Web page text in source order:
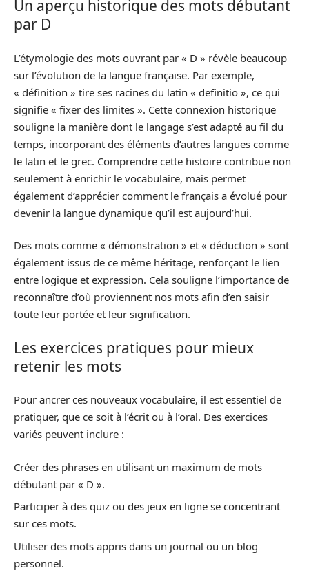
Un aperçu historique des mots débutant
par D
L’étymologie des mots ouvrant par « D » révèle beaucoup
sur l’évolution de la langue française. Par exemple,
« définition » tire ses racines du latin « definitio », ce qui
signifie « fixer des limites ». Cette connexion historique
souligne la manière dont le langage s’est adapté au fil du
temps, incorporant des éléments d’autres langues comme
le latin et le grec. Comprendre cette histoire contribue non
seulement à enrichir le vocabulaire, mais permet
également d’apprécier comment le français a évolué pour
devenir la langue dynamique qu’il est aujourd’hui.
Des mots comme « démonstration » et « déduction » sont
également issus de ce même héritage, renforçant le lien
entre logique et expression. Cela souligne l’importance de
reconnaître d’où proviennent nos mots afin d’en saisir
toute leur portée et leur signification.
Les exercices pratiques pour mieux
retenir les mots
Pour ancrer ces nouveaux vocabulaire, il est essentiel de
pratiquer, que ce soit à l’écrit ou à l’oral. Des exercices
variés peuvent inclure :
Créer des phrases en utilisant un maximum de mots
débutant par « D ».
Participer à des quiz ou des jeux en ligne se concentrant
sur ces mots.
Utiliser des mots appris dans un journal ou un blog
personnel.